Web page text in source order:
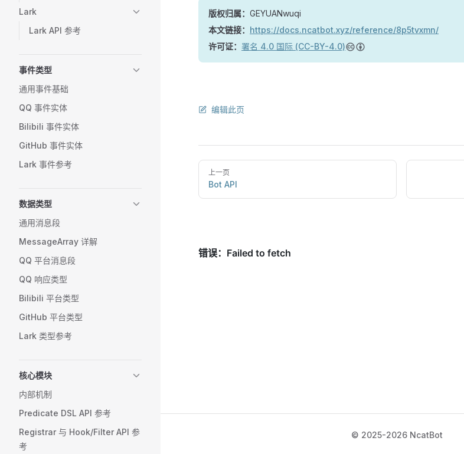
Lark
Lark API 参考
事件类型
通用事件基础
QQ 事件实体
Bilibili 事件实体
GitHub 事件实体
Lark 事件参考
数据类型
通用消息段
MessageArray 详解
QQ 平台消息段
QQ 响应类型
Bilibili 平台类型
GitHub 平台类型
Lark 类型参考
核心模块
内部机制
Predicate DSL API 参考
Registrar 与 Hook/Filter API 参
考
版权归属： GEYUANwuqi
本文链接： https://docs.ncatbot.xyz/reference/8p5tvxmn/
许可证： 署名 4.0 国际 (CC-BY-4.0)
编辑此页
上一页
Bot API
© 2025-2026 NcatBot